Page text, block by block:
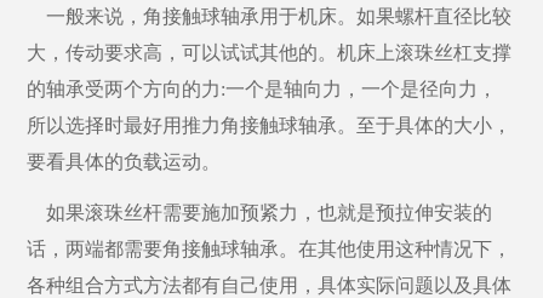
一般来说，角接触球轴承用于机床。如果螺杆直径比较
大，传动要求高，可以试试其他的。机床上滚珠丝杠支撑
的轴承受两个方向的力:一个是轴向力，一个是径向力，
所以选择时最好用推力角接触球轴承。至于具体的大小，
要看具体的负载运动。
如果滚珠丝杆需要施加预紧力，也就是预拉伸安装的
话，两端都需要角接触球轴承。在其他使用这种情况下，
各种组合方式方法都有自己使用，具体实际问题以及具体